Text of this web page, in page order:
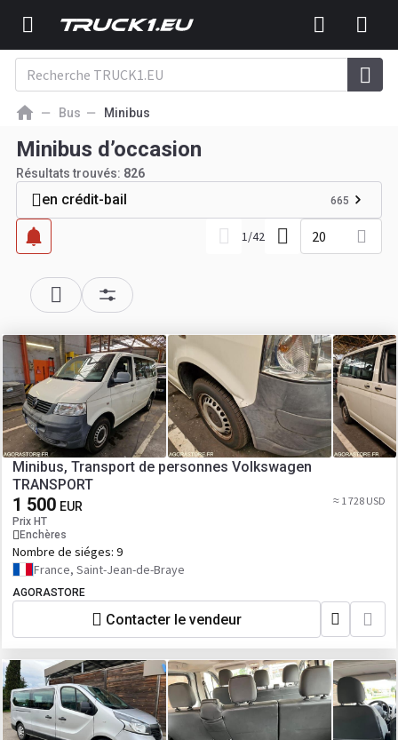
Bus Minibus
Minibus d’occasion
Résultats trouvés: 826
en crédit-bail 665
1/42 20
Minibus, Transport de personnes Volkswagen
TRANSPORT
1 500 EUR
Prix HT
Enchères
≈ 1 728 USD
Nombre de siéges: 9
France, Saint-Jean-de-Braye
AGORASTORE
Contacter le vendeur